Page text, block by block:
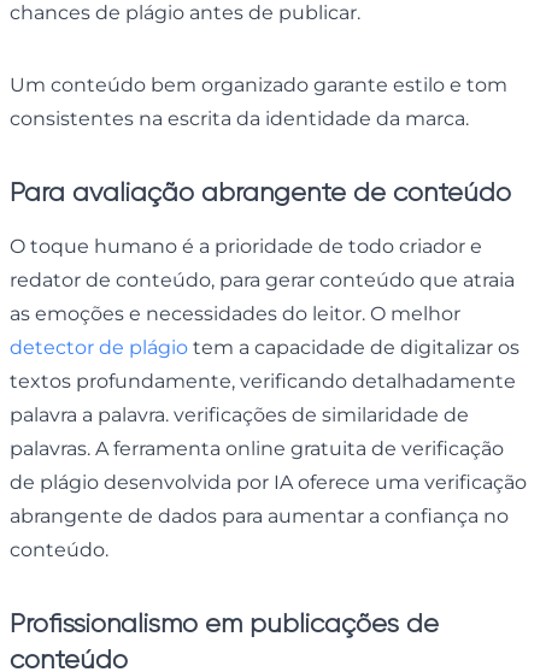
chances de plágio antes de publicar.
Um conteúdo bem organizado garante estilo e tom
consistentes na escrita da identidade da marca.
Para avaliação abrangente de conteúdo
O toque humano é a prioridade de todo criador e
redator de conteúdo, para gerar conteúdo que atraia
as emoções e necessidades do leitor. O melhor
detector de plágio tem a capacidade de digitalizar os
textos profundamente, verificando detalhadamente
palavra a palavra. verificações de similaridade de
palavras. A ferramenta online gratuita de verificação
de plágio desenvolvida por IA oferece uma verificação
abrangente de dados para aumentar a confiança no
conteúdo.
Profissionalismo em publicações de
conteúdo